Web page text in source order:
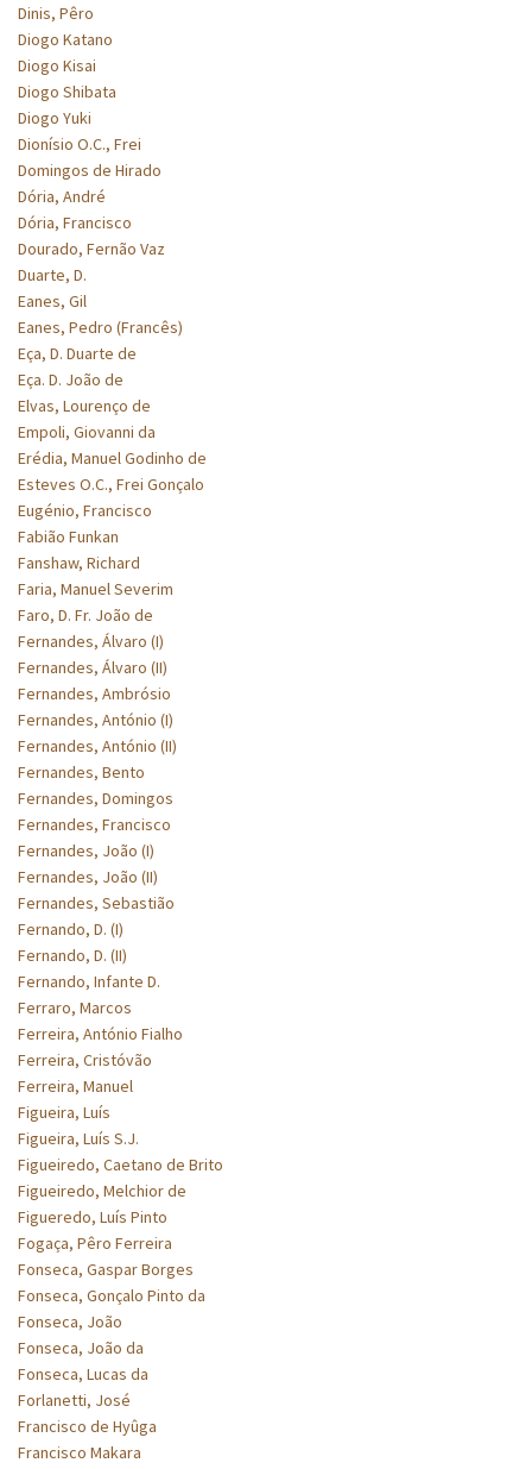
Dinis, Pêro
Diogo Katano
Diogo Kisai
Diogo Shibata
Diogo Yuki
Dionísio O.C., Frei
Domingos de Hirado
Dória, André
Dória, Francisco
Dourado, Fernão Vaz
Duarte, D.
Eanes, Gil
Eanes, Pedro (Francês)
Eça, D. Duarte de
Eça. D. João de
Elvas, Lourenço de
Empoli, Giovanni da
Erédia, Manuel Godinho de
Esteves O.C., Frei Gonçalo
Eugénio, Francisco
Fabião Funkan
Fanshaw, Richard
Faria, Manuel Severim
Faro, D. Fr. João de
Fernandes, Álvaro (I)
Fernandes, Álvaro (II)
Fernandes, Ambrósio
Fernandes, António (I)
Fernandes, António (II)
Fernandes, Bento
Fernandes, Domingos
Fernandes, Francisco
Fernandes, João (I)
Fernandes, João (II)
Fernandes, Sebastião
Fernando, D. (I)
Fernando, D. (II)
Fernando, Infante D.
Ferraro, Marcos
Ferreira, António Fialho
Ferreira, Cristóvão
Ferreira, Manuel
Figueira, Luís
Figueira, Luís S.J.
Figueiredo, Caetano de Brito
Figueiredo, Melchior de
Figueredo, Luís Pinto
Fogaça, Pêro Ferreira
Fonseca, Gaspar Borges
Fonseca, Gonçalo Pinto da
Fonseca, João
Fonseca, João da
Fonseca, Lucas da
Forlanetti, José
Francisco de Hyûga
Francisco Makara